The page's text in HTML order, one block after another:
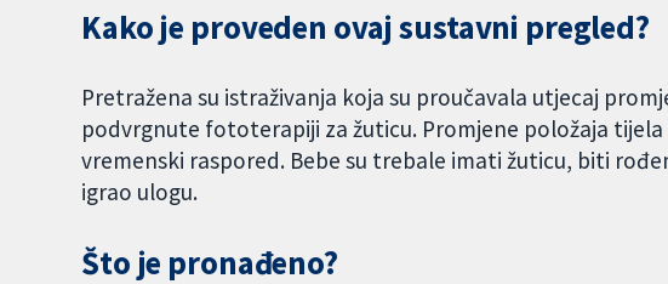
Kako je proveden ovaj sustavni pregled?
Pretražena su istraživanja koja su proučavala utjecaj
podvrgnute fototerapiji za žuticu. Promjene položaja
vremenski raspored. Bebe su trebale imati žuticu, biti
igrao ulogu.
Što je pronađeno?